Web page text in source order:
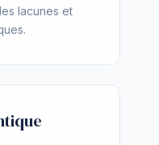
lacunes et